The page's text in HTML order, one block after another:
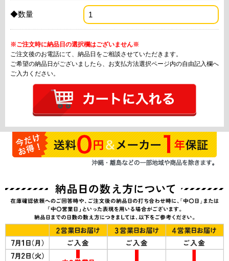
◆数量
※ご注文時に納品日の選択欄はございません※
ご注文後のお電話にて、納品日をご相談させていただきます。
ご希望の納品日がございましたら、お支払方法選択ページ内の自由記入欄へ
ご入力ください。